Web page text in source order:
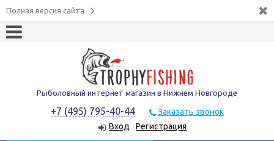
Полная версия сайта
Рыболовный интернет магазин в Нижнем Новгороде
+7 (495) 795-40-44
Заказать звонок
Вход
Регистрация